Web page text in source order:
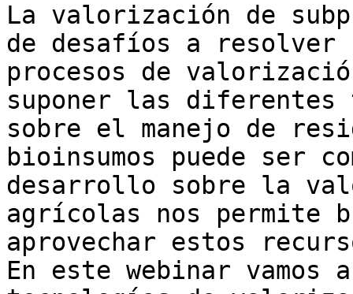
La valorización de
de desafíos a resolver
procesos de
suponer las diferentes
sobre el manejo de
bioinsumos puede ser
desarrollo sobre la
agrícolas nos permite
aprovechar estos
En este webinar vamos